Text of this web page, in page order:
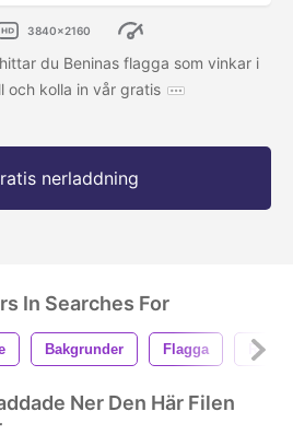
3840x2160
du Beninas flagga som vinkar i
och kolla in vår gratis
nerladdning
In Searches For
Bakgrunder Flagga
Ner Den Här Filen